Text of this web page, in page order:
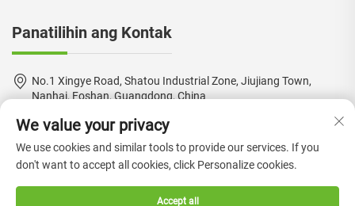
Panatilihin ang Kontak
No.1 Xingye Road, Shatou Industrial Zone, Jiujiang Town,
Nanhai, Foshan, Guangdong, China
+86-18924550960
[email protected]
We value your privacy
We use cookies and similar tools to provide our services. If you
don't want to accept all cookies, click Personalize cookies.
Accept all